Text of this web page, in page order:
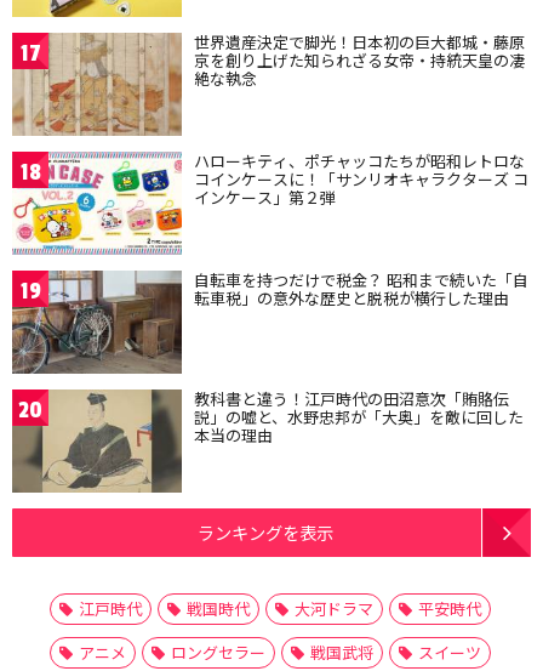
17 世界遺産決定で脚光！日本初の巨大都城・藤原
京を創り上げた知られざる女帝・持統天皇の凄
絶な執念
18 ハローキティ、ポチャッコたちが昭和レトロな
コインケースに！「サンリオキャラクターズ コ
インケース」第２弾
19 自転車を持つだけで税金？ 昭和まで続いた「自
転車税」の意外な歴史と脱税が横行した理由
20 教科書と違う！江戸時代の田沼意次「賄賂伝
説」の嘘と、水野忠邦が「大奥」を敵に回した
本当の理由
ランキングを表示
江戸時代 戦国時代 大河ドラマ
平安時代
アニメ
ロングセラー 戦国武将
スイーツ